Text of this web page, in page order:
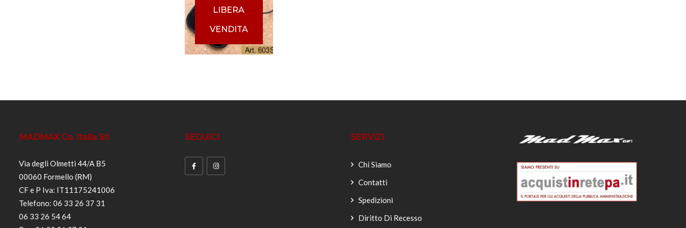
LIBERA
VENDITA
MADMAX Co. Italia Srl
Via degli Olmetti 44/A B5
00060 Formello (RM)
CF e P Iva: IT11175241006
Telefono: 06 33 26 37 31
06 33 26 54 64
SEGUICI SERVIZI
Chi Siamo
Contatti
Spedizioni
Diritto Di Recesso